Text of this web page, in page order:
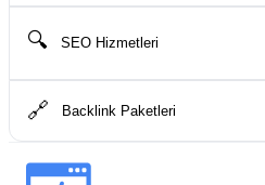
🔍 SEO Hizmetleri
🔗 Backlink Paketleri